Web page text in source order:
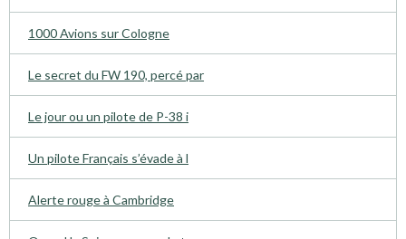
1000 Avions sur Cologne
Le secret du FW 190, percé par
Le jour ou un pilote de P-38 i
Un pilote Français s’évade à l
Alerte rouge à Cambridge